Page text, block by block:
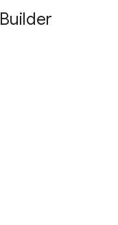
Builder